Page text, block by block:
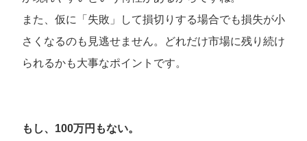
また、仮に「失敗」して損切りする場合でも損失が小
さくなるのも見逃せません。どれだけ市場に残り続け
られるかも大事なポイントです。
もし、100万円もない。